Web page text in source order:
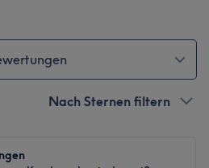
Nach Sternen filtern